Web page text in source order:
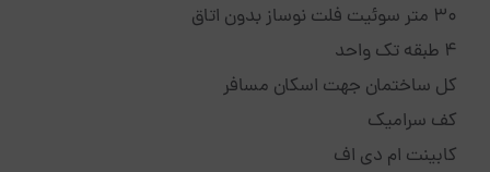
۳۰ متر سوئیت فلت نوساز بدون اتاق
۴ طبقه تک واحد
کل ساختمان جهت اسکان مسافر
کف سرامیک
کابینت ام دی اف